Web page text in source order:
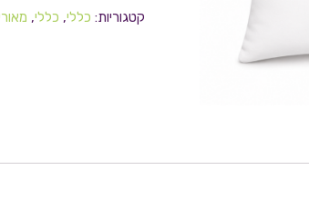
קטגוריות: כללי, כללי,